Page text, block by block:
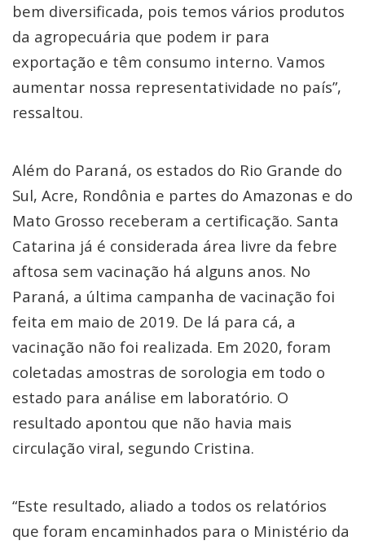
bem diversificada, pois temos vários produtos
da agropecuária que podem ir para
exportação e têm consumo interno. Vamos
aumentar nossa representatividade no país”,
ressaltou.
Além do Paraná, os estados do Rio Grande do
Sul, Acre, Rondônia e partes do Amazonas e do
Mato Grosso receberam a certificação. Santa
Catarina já é considerada área livre da febre
aftosa sem vacinação há alguns anos. No
Paraná, a última campanha de vacinação foi
feita em maio de 2019. De lá para cá, a
vacinação não foi realizada. Em 2020, foram
coletadas amostras de sorologia em todo o
estado para análise em laboratório. O
resultado apontou que não havia mais
circulação viral, segundo Cristina.
“Este resultado, aliado a todos os relatórios
que foram encaminhados para o Ministério da